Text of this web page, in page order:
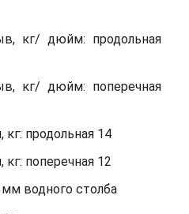
кг/ дюйм: продольная
кг/ дюйм: поперечная
кг: продольная 14
поперечная 12
водного столба